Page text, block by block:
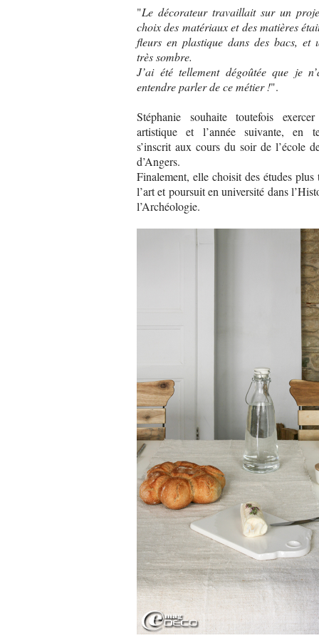
"Le décorateur travaillait sur un
choix des matériaux et des matières
fleurs en plastique dans des bacs, et
très sombre.
J’ai été tellement dégoûtée que je
entendre parler de ce métier !".
Stéphanie souhaite toutefois
artistique et l’année suivante, en
s’inscrit aux cours du soir de l’école
d’Angers.
Finalement, elle choisit des études plus
l’art et poursuit en université dans
l’Archéologie.